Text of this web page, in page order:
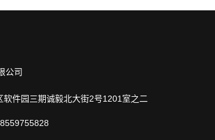
公司
件园三期诚毅北大街2号1201室之二